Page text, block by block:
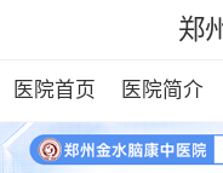
郑
医院首页 医院简介